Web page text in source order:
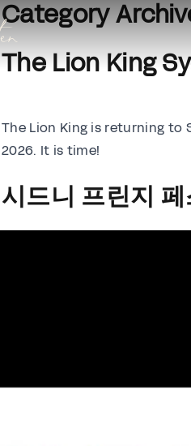
Category
The Lion King
The Lion King is returning to
2026. It is time!
시드니 프린지